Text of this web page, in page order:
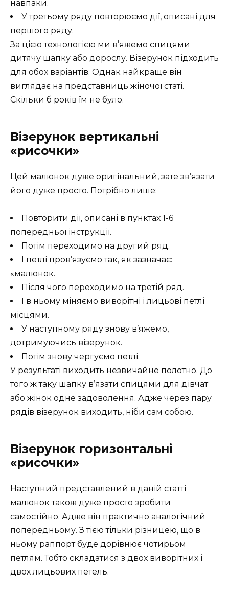
навпаки.
У третьому ряду повторюємо дії, описані для
першого ряду.
За цією технологією ми в’яжемо спицями
дитячу шапку або дорослу. Візерунок підходить
для обох варіантів. Однак найкраще він
виглядає на представниць жіночої статі.
Скільки б років їм не було.
Візерунок вертикальні
«рисочки»
Цей малюнок дуже оригінальний, зате зв’язати
його дуже просто. Потрібно лише:
Повторити дії, описані в пунктах 1-6
попередньої інструкції.
Потім переходимо на другий ряд.
І петлі пров’язуємо так, як зазначає:
«малюнок.
Після чого переходимо на третій ряд.
І в ньому міняємо виворітні і лицьові петлі
місцями.
У наступному ряду знову в’яжемо,
дотримуючись візерунок.
Потім знову чергуємо петлі.
У результаті виходить незвичайне полотно. До
того ж таку шапку в’язати спицями для дівчат
або жінок одне задоволення. Адже через пару
рядів візерунок виходить, ніби сам собою.
Візерунок горизонтальні
«рисочки»
Наступний представлений в даній статті
малюнок також дуже просто зробити
самостійно. Адже він практично аналогічний
попередньому. З тією тільки різницею, що в
ньому раппорт буде дорівнює чотирьом
петлям. Тобто складатися з двох виворітних і
двох лицьових петель.